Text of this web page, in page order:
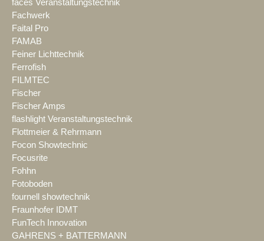
faces Veranstaltungstechnik
Fachwerk
Faital Pro
FAMAB
Feiner Lichttechnik
Ferrofish
FILMTEC
Fischer
Fischer Amps
flashlight Veranstaltungstechnik
Flottmeier & Rehrmann
Focon Showtechnic
Focusrite
Fohhn
Fotoboden
fournell showtechnik
Fraunhofer IDMT
FunTech Innovation
GAHRENS + BATTERMANN